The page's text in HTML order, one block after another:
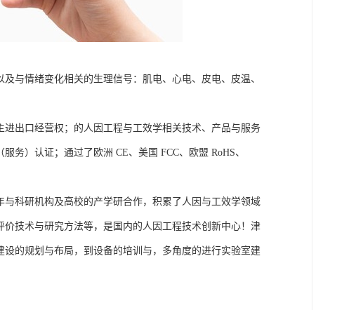
与情绪变化相关的生理信号：肌电、心电、皮电、皮温、
出口经营权；的人因工程与工效学相关技术、产品与服务
务）认证；通过了欧洲 CE、美国 FCC、欧盟 RoHS、
科研机构及高校的产学研合作，积累了人因与工效学领域
技术与研究方法等，是国内的人因工程技术创新中心！津
的规划与布局，到设备的培训与，多角度的进行实验室建